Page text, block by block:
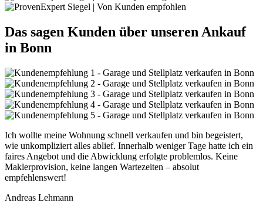
Das sagen Kunden über unseren Ankauf
in Bonn
Ich wollte meine Wohnung schnell verkaufen und bin begeistert,
wie unkompliziert alles ablief. Innerhalb weniger Tage hatte ich ein
faires Angebot und die Abwicklung erfolgte problemlos. Keine
Maklerprovision, keine langen Wartezeiten – absolut
empfehlenswert!
Andreas Lehmann